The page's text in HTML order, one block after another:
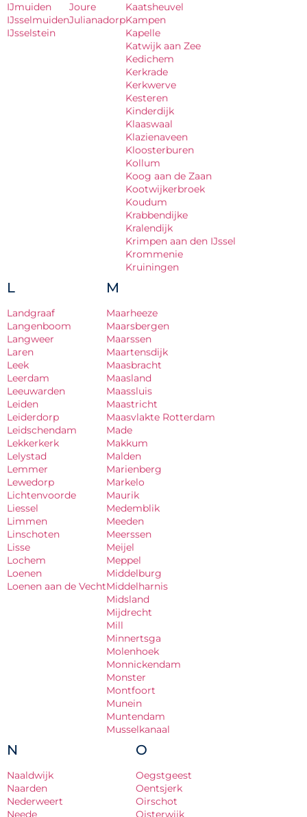
IJmuiden
IJsselmuiden
IJsselstein
Joure
Julianadorp
Kaatsheuvel
Kampen
Kapelle
Katwijk aan Zee
Kedichem
Kerkrade
Kerkwerve
Kesteren
Kinderdijk
Klaaswaal
Klazienaveen
Kloosterburen
Kollum
Koog aan de Zaan
Kootwijkerbroek
Koudum
Krabbendijke
Kralendijk
Krimpen aan den IJssel
Krommenie
Kruiningen
L
Landgraaf
Langenboom
Langweer
Laren
Leek
Leerdam
Leeuwarden
Leiden
Leiderdorp
Leidschendam
Lekkerkerk
Lelystad
Lemmer
Lewedorp
Lichtenvoorde
Liessel
Limmen
Linschoten
Lisse
Lochem
Loenen
Loenen aan de Vecht
M
Maarheeze
Maarsbergen
Maarssen
Maartensdijk
Maasbracht
Maasland
Maassluis
Maastricht
Maasvlakte Rotterdam
Made
Makkum
Malden
Marienberg
Markelo
Maurik
Medemblik
Meeden
Meerssen
Meijel
Meppel
Middelburg
Middelharnis
Midsland
Mijdrecht
Mill
Minnertsga
Molenhoek
Monnickendam
Monster
Montfoort
Munein
Muntendam
Musselkanaal
N
Naaldwijk
Naarden
Nederweert
Neede
O
Oegstgeest
Oentsjerk
Oirschot
Oisterwijk